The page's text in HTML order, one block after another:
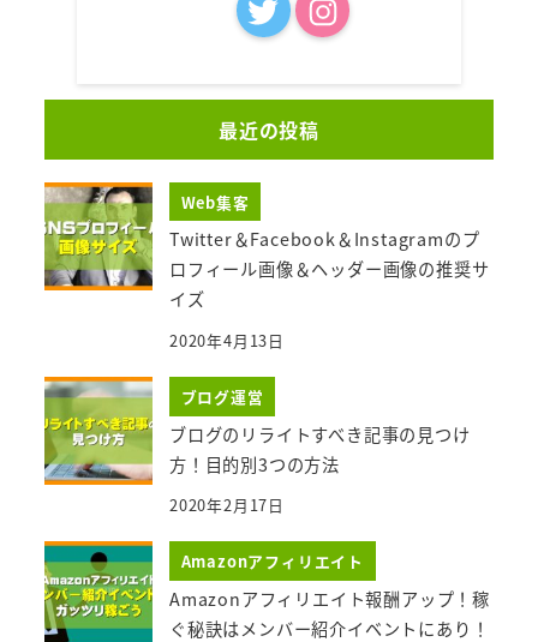
最近の投稿
Web集客
Twitter＆Facebook＆Instagramのプ
ロフィール画像＆ヘッダー画像の推奨サ
イズ
2020年4月13日
ブログ運営
ブログのリライトすべき記事の見つけ
方！目的別3つの方法
2020年2月17日
Amazonアフィリエイト
Amazonアフィリエイト報酬アップ！稼
ぐ秘訣はメンバー紹介イベントにあり！